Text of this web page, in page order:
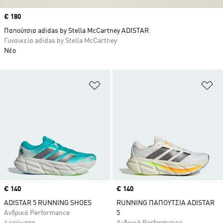
Προσθήκη στη Λίστα Επιθυμιών
Price
€ 140
ADISTAR 5 RUNNING SHOES
Ανδρικά Performance
Price
€ 140
RUNNING ΠΑΠΟΥΤΣΙΑ ADISTAR
5
Price
€ 180
Παπούτσια adidas by Stella McCartney ADISTAR
Γυναικεία adidas by Stella McCartney
Νέο